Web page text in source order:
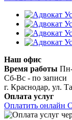
Наш офис
Время работы
Сб-Вс - по записи
г. Краснодар, ул.
Оплата услуг
Оплатить онлайн